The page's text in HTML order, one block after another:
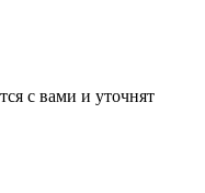
с вами и уточнят